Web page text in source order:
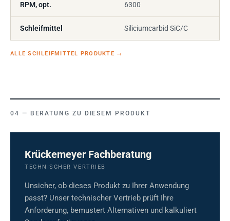
RPM, opt. 6300
Schleifmittel Siliciumcarbid SiC/C
ALLE SCHLEIFMITTEL PRODUKTE →
BERATUNG ZU DIESEM PRODUKT
Krückemeyer Fachberatung
TECHNISCHER VERTRIEB
Unsicher, ob dieses Produkt zu Ihrer Anwendung
passt? Unser technischer Vertrieb prüft Ihre
Anforderung, bemustert Alternativen und kalkuliert